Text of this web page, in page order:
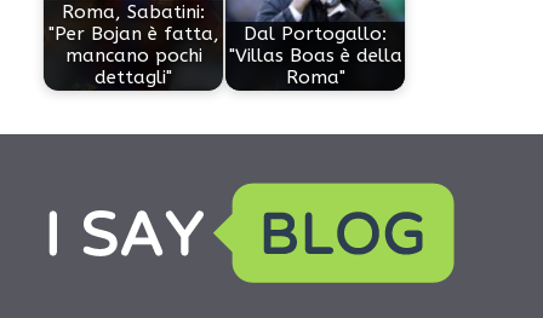
Roma, Sabatini:
"Per Bojan è fatta,
mancano pochi
dettagli"
Dal Portogallo:
"Villas Boas è della
Roma"